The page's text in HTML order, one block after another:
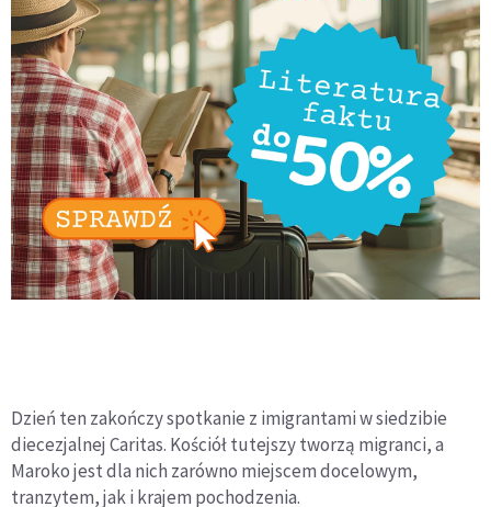
Dzień ten zakończy spotkanie z imigrantami w siedzibie
diecezjalnej Caritas. Kościół tutejszy tworzą migranci, a
Maroko jest dla nich zarówno miejscem docelowym,
tranzytem, jak i krajem pochodzenia.